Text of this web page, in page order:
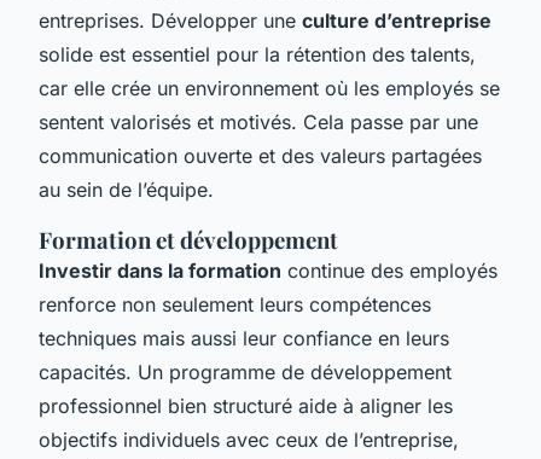
entreprises. Développer une culture d’entreprise
solide est essentiel pour la rétention des talents,
car elle crée un environnement où les employés se
sentent valorisés et motivés. Cela passe par une
communication ouverte et des valeurs partagées
au sein de l’équipe.
Formation et développement
Investir dans la formation continue des employés
renforce non seulement leurs compétences
techniques mais aussi leur confiance en leurs
capacités. Un programme de développement
professionnel bien structuré aide à aligner les
objectifs individuels avec ceux de l’entreprise,